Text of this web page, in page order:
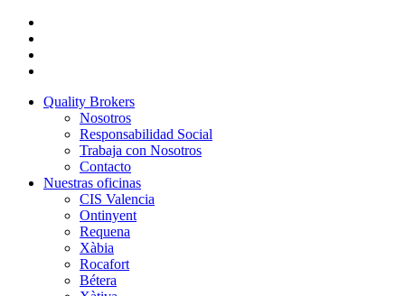
Close
Quality Brokers
Nosotros
Responsabilidad Social
Trabaja con Nosotros
Contacto
Nuestras oficinas
CIS Valencia
Ontinyent
Requena
Xàbia
Rocafort
Bétera